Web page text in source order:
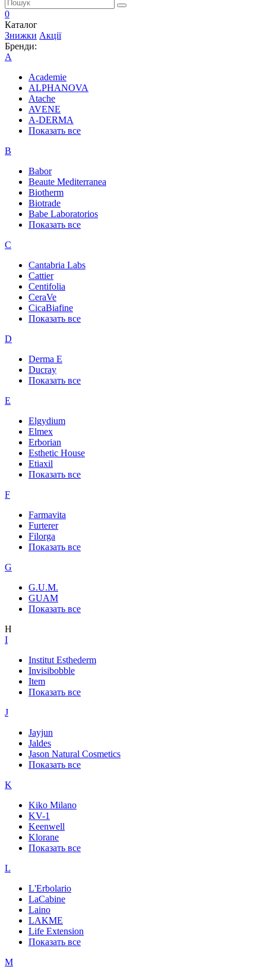
0
Каталог
Знижки Акції
Бренди:
A
Academie
ALPHANOVA
Atache
AVENE
A-DERMA
Показать все
B
Babor
Beaute Mediterranea
Biotherm
Biotrade
Babe Laboratorios
Показать все
C
Cantabria Labs
Cattier
Centifolia
CeraVe
CicaBiafine
Показать все
D
Derma E
Ducray
Показать все
E
Elgydium
Elmex
Erborian
Esthetic House
Etiaxil
Показать все
F
Farmavita
Furterer
Filorga
Показать все
G
G.U.M.
GUAM
Показать все
H
I
Institut Esthederm
Invisibobble
Item
Показать все
J
Jayjun
Jaldes
Jason Natural Cosmetics
Показать все
K
Kiko Milano
KV-1
Keenwell
Klorane
Показать все
L
L'Erbolario
LaCabine
Laino
LAKME
Life Extension
Показать все
M